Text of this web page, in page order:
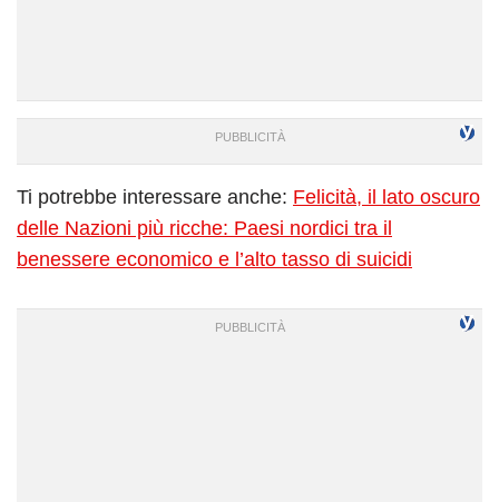
Ti potrebbe interessare anche: Felicità, il lato oscuro
delle Nazioni più ricche: Paesi nordici tra il
benessere economico e l’alto tasso di suicidi